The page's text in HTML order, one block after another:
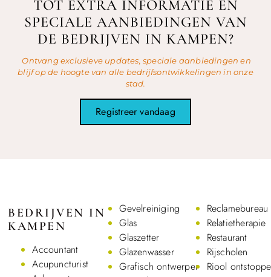
TOT EXTRA INFORMATIE EN
SPECIALE AANBIEDINGEN VAN
DE BEDRIJVEN IN KAMPEN?
Ontvang exclusieve updates, speciale aanbiedingen en
blijf op de hoogte van alle bedrijfsontwikkelingen in onze
stad.
Registreer vandaag
BEDRIJVEN IN
KAMPEN
Accountant
Acupuncturist
Gevelreiniging
Glas
Glaszetter
Glazenwasser
Grafisch ontwerper
Reclamebureau
Relatietherapie
Restaurant
Rijscholen
Riool